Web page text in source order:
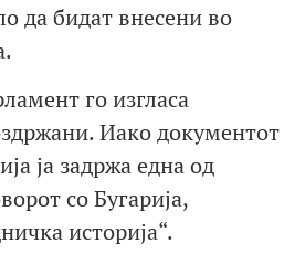
да бидат внесени во
го изгласа
Иако документот
ја задржа една од
со Бугарија,
историја“.